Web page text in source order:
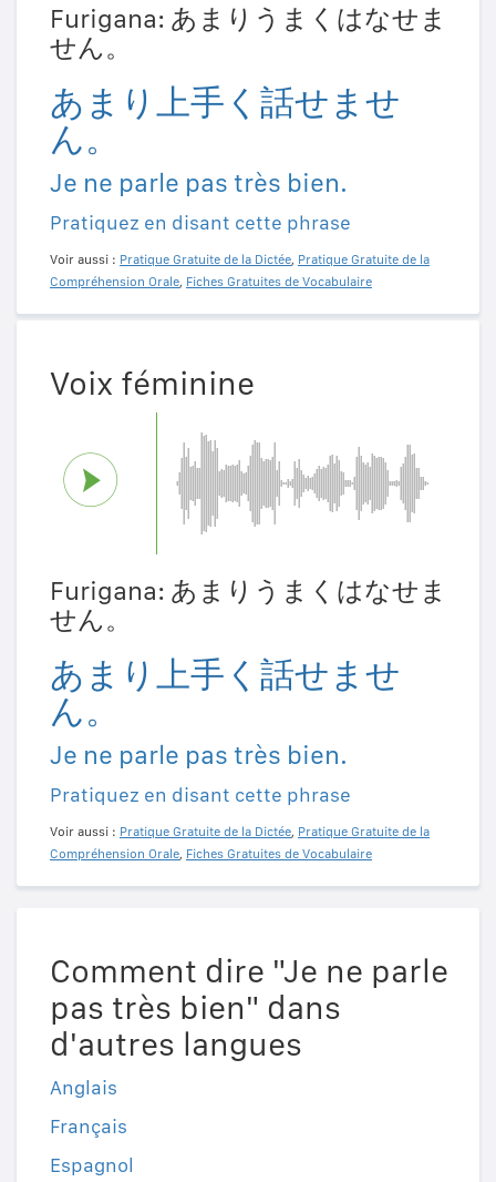
Furigana: あまりうまくはなせま
せん。
あまり上手く話せませ
ん。
Je ne parle pas très bien.
Pratiquez en disant cette phrase
Voir aussi : Pratique Gratuite de la Dictée, Pratique Gratuite de la
Compréhension Orale, Fiches Gratuites de Vocabulaire
Voix féminine
Furigana: あまりうまくはなせま
せん。
あまり上手く話せませ
ん。
Je ne parle pas très bien.
Pratiquez en disant cette phrase
Voir aussi : Pratique Gratuite de la Dictée, Pratique Gratuite de la
Compréhension Orale, Fiches Gratuites de Vocabulaire
Comment dire "Je ne parle
pas très bien" dans
d'autres langues
Anglais
Français
Espagnol